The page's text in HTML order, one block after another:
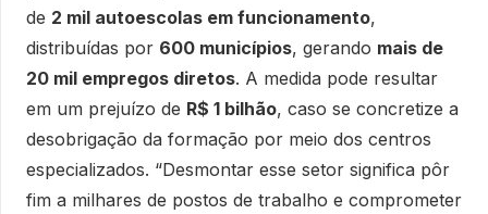
de 2 mil autoescolas em funcionamento,
distribuídas por 600 municípios, gerando mais de
20 mil empregos diretos. A medida pode resultar
em um prejuízo de R$ 1 bilhão, caso se concretize a
desobrigação da formação por meio dos centros
especializados. “Desmontar esse setor significa pôr
fim a milhares de postos de trabalho e comprometer